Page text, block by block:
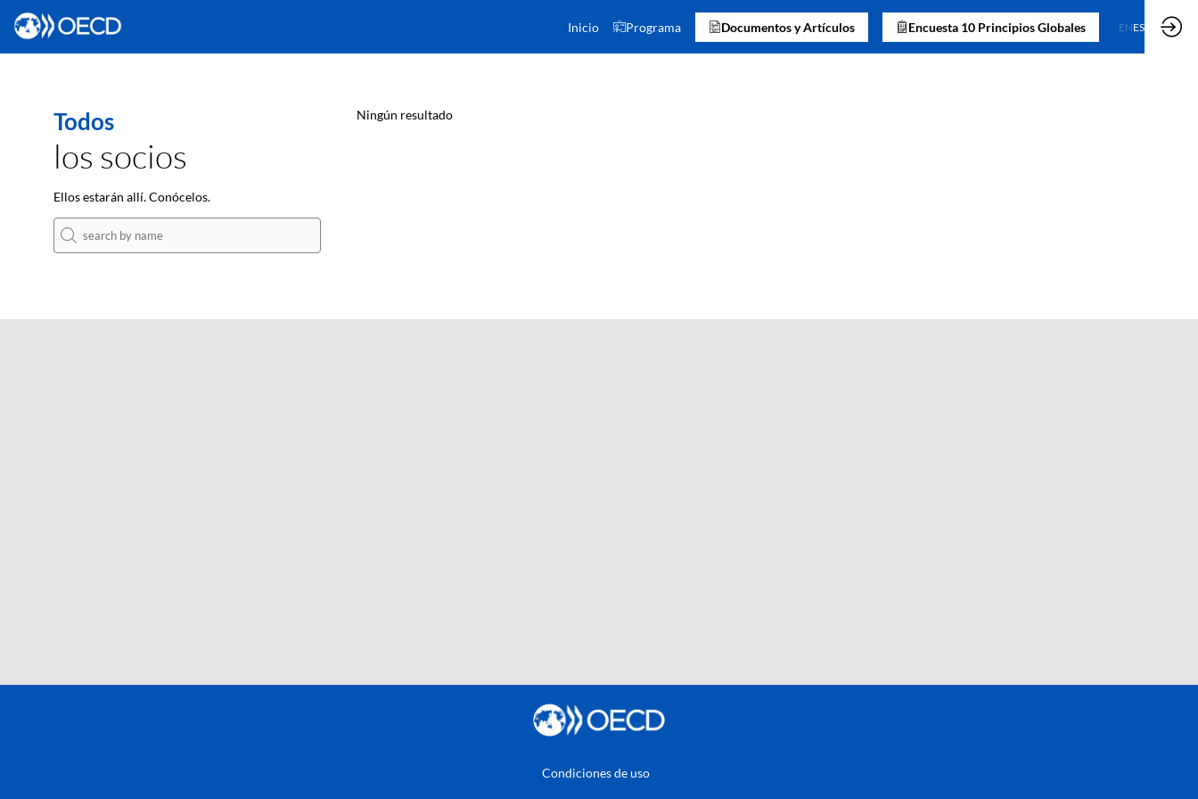
Inicio Programa Documentos y Artículos Encuesta 10 Principios Globales ENES
Todos
los socios
Ellos estarán allí. Conócelos.
Ningún resultado
Condiciones de uso